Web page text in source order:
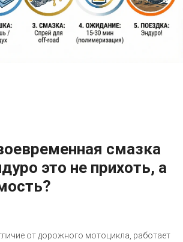
смазка
это не прихоть, а
от дорожного мотоцикла, работает